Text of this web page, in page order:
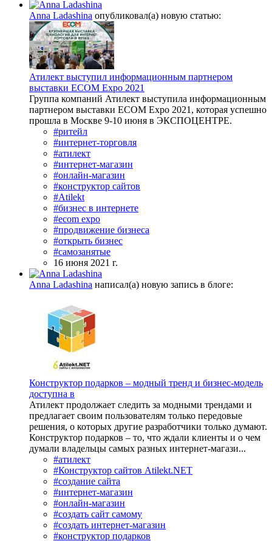
Anna Ladashina опубликовал(а) новую статью:
Атилект выступил информационным партнером
выставки ECOM Expo 2021
Группа компаний Атилект выступила информационным
партнером выставки ECOM Expo 2021, которая успешно
прошла в Москве 9-10 июня в ЭКСПОЦЕНТРЕ.
#ритейл
#интернет-торговля
#атилект
#интернет-магазин
#онлайн-магазин
#конструктор сайтов
#Atilekt
#бизнес в интернете
#ecom expo
#продвижение бизнеса
#открыть бизнес
#самозанятые
16 июня 2021 г.
Anna Ladashina написал(а) новую запись в блоге:
Конструктор подарков – модный тренд и бизнес-модель
доступна в
Атилект продолжает следить за модными трендами и
предлагает своим пользователям только передовые
решения, о которых другие разработчики только думают.
Конструктор подарков – то, что ждали клиенты и о чем
думали владельцы самых разных интернет-магази...
#атилект
#Конструктор сайтов Atilekt.NET
#создание сайта
#интернет-магазин
#онлайн-магазин
#создать сайт самому
#создать интернет-магазин
#конструктор подарков